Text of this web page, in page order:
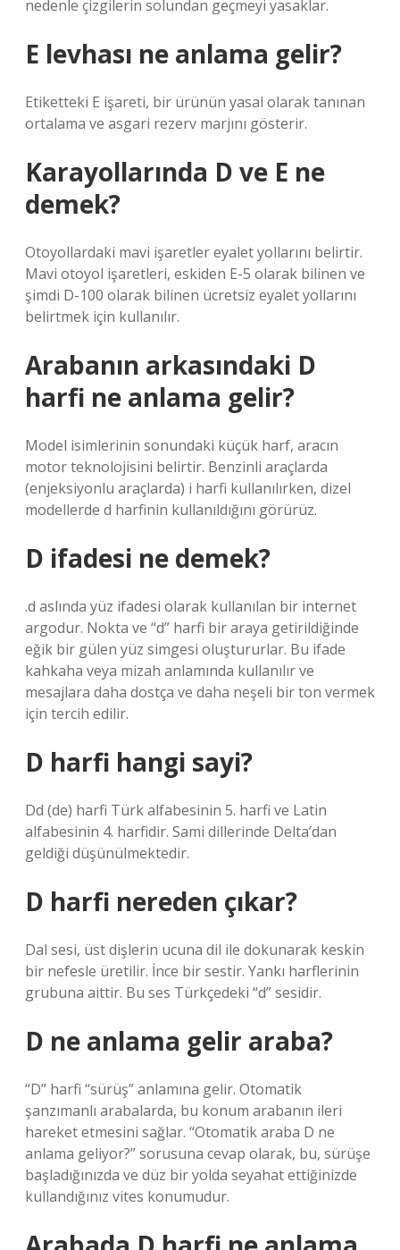
nedenle çizgilerin solundan geçmeyi yasaklar.
E levhası ne anlama gelir?
Etiketteki E işareti, bir ürünün yasal olarak tanınan
ortalama ve asgari rezerv marjını gösterir.
Karayollarında D ve E ne
demek?
Otoyollardaki mavi işaretler eyalet yollarını belirtir.
Mavi otoyol işaretleri, eskiden E-5 olarak bilinen ve
şimdi D-100 olarak bilinen ücretsiz eyalet yollarını
belirtmek için kullanılır.
Arabanın arkasındaki D
harfi ne anlama gelir?
Model isimlerinin sonundaki küçük harf, aracın
motor teknolojisini belirtir. Benzinli araçlarda
(enjeksiyonlu araçlarda) i harfi kullanılırken, dizel
modellerde d harfinin kullanıldığını görürüz.
D ifadesi ne demek?
.d aslında yüz ifadesi olarak kullanılan bir internet
argodur. Nokta ve “d” harfi bir araya getirildiğinde
eğik bir gülen yüz simgesi oluştururlar. Bu ifade
kahkaha veya mizah anlamında kullanılır ve
mesajlara daha dostça ve daha neşeli bir ton vermek
için tercih edilir.
D harfi hangi sayi?
Dd (de) harfi Türk alfabesinin 5. harfi ve Latin
alfabesinin 4. harfidir. Sami dillerinde Delta’dan
geldiği düşünülmektedir.
D harfi nereden çıkar?
Dal sesi, üst dişlerin ucuna dil ile dokunarak keskin
bir nefesle üretilir. İnce bir sestir. Yankı harflerinin
grubuna aittir. Bu ses Türkçedeki “d” sesidir.
D ne anlama gelir araba?
“D” harfi “sürüş” anlamına gelir. Otomatik
şanzımanlı arabalarda, bu konum arabanın ileri
hareket etmesini sağlar. “Otomatik araba D ne
anlama geliyor?” sorusuna cevap olarak, bu, sürüşe
başladığınızda ve düz bir yolda seyahat ettiğinizde
kullandığınız vites konumudur.